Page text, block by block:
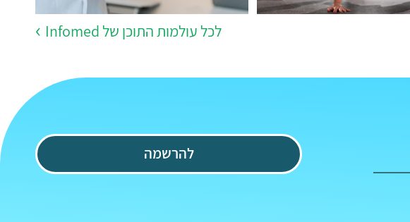
לכל עולמות התוכן של Infomed
להרשמה